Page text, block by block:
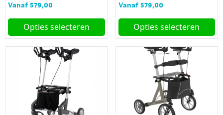
Vanaf
€614,00.
Vanaf 579,00
is:
Vanaf
€579,00.
Opties selecteren
Dit
Vanaf
€614,00.
Vanaf 579,00
is:
Vanaf
€579,00.
Opties selecteren
Dit